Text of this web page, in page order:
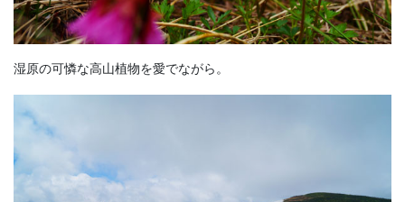
湿原の可憐な高山植物を愛でながら。